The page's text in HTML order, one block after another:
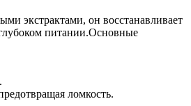
экстрактами, он восстанавливает
питании.Основные
ломкость.